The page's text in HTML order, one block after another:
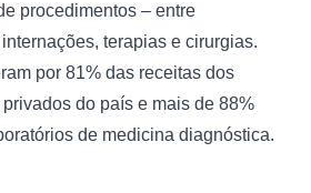
procedimentos – entre
terapias e cirurgias.
por 81% das receitas dos
do país e mais de 88%
de medicina diagnóstica.